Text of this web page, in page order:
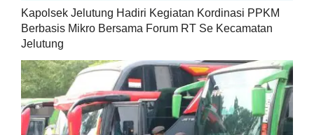
Kapolsek Jelutung Hadiri Kegiatan Kordinasi PPKM
Berbasis Mikro Bersama Forum RT Se Kecamatan
Jelutung